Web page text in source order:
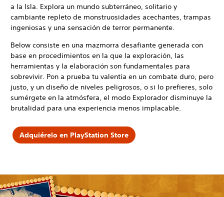
a la Isla. Explora un mundo subterráneo, solitario y
cambiante repleto de monstruosidades acechantes, trampas
ingeniosas y una sensación de terror permanente.
Below consiste en una mazmorra desafiante generada con
base en procedimientos en la que la exploración, las
herramientas y la elaboración son fundamentales para
sobrevivir. Pon a prueba tu valentía en un combate duro, pero
justo, y un diseño de niveles peligrosos, o si lo prefieres, solo
sumérgete en la atmósfera, el modo Explorador disminuye la
brutalidad para una experiencia menos implacable.
Adquiérelo en PlayStation Store